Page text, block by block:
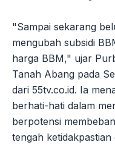
"Sampai sekarang
mengubah subsidi
harga BBM," ujar
Tanah Abang pada
dari 55tv.co.id. Ia
berhati-hati dalam
berpotensi
tengah ketidakpastian